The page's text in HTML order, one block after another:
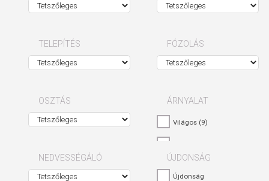
TELEPÍTÉS FÓZOLÁS
OSZTÁS ÁRNYALAT
Világos (9)
NEDVESSÉGÁLÓ ÚJDONSÁG
Újdonság